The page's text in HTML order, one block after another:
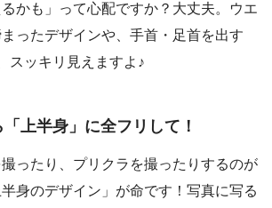
るかも」って心配ですか？大丈夫。ウエ
ったデザインや、手首・足首を出す
スッキリ見えますよ♪
上半身」に全フリして！
ったり、プリクラを撮ったりするのが
身のデザイン」が命です！写真に写る